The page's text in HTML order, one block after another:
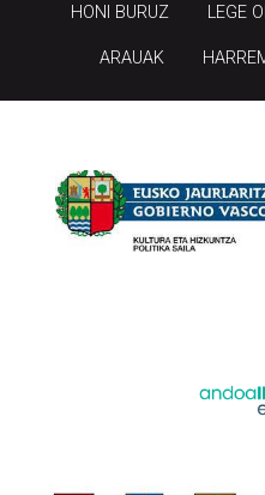
HONI BURUZ LEGE
ARAUAK